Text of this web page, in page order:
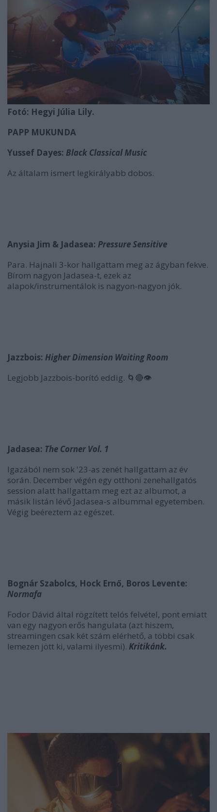
Fotó: Hegyi Júlia Lily.
PAPP MUKUNDA
Yussef Dayes: Black Classical Music
Az általam ismert legkirályabb dobos.
Anysia Jim & Jadasea: Pressure Sensitive
Para. Hajnali 3-kor hallgattam meg az ágyban fekve.
Bírom nagyon Jadasea-t, ezek az
alapok/instrumentálok is nagyon-nagyon jók.
Jazzbois: Higher Dimension Waiting Room
Legjobb Jazzbois-borító eddig. 🌀🔴👁
Jadasea: The Corner Vol. 1
Igazából nem sok '23-as zenét hallgattam az év
során. December végén egy otthoni zenehallgatós
session alatt hallgattam meg ezt az albumot, a
másik listán lévő Jadasea-s albummal egyetemben.
Végig beéreztem az egészet.
Bognár Szabolcs, Hock Ernő, Boros Levente:
Normafa
Fodor Dávid által rögzített telós felvétel, pont emiatt
van egy nagyon erős hangulata (azt hiszem,
streamingen csak két szám elérhető, a többi csak
lemezen jött ki, valami ilyesmi). Kritikánk.